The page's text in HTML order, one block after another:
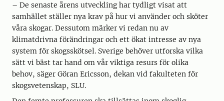
– De senaste årens utveckling har tydligt visat att
samhället ställer nya krav på hur vi använder och sköter
våra skogar. Dessutom märker vi redan nu av
klimatdrivna förändringar och ett ökat intresse av nya
system för skogsskötsel. Sverige behöver utforska vilka
sätt vi bäst tar hand om vår viktiga resurs för olika
behov, säger Göran Ericsson, dekan vid fakulteten för
skogsvetenskap, SLU.